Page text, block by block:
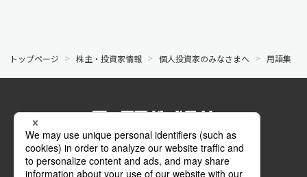
トップページ 株主・投資家情報 個人投資家のみなさまへ 用語集
公式SNS
Facebook